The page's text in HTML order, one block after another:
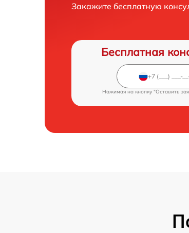
Закажите бесплатную
Бесплатная
Нажимая на кнопку "Оставить